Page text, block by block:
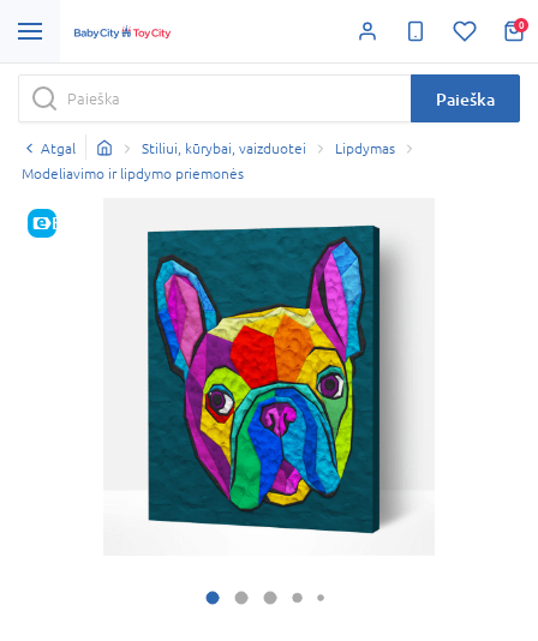
0
Paieška
Atgal Stiliui, kūrybai, vaizduotei
Lipdymas
Modeliavimo ir lipdymo priemonės
E-KAINA